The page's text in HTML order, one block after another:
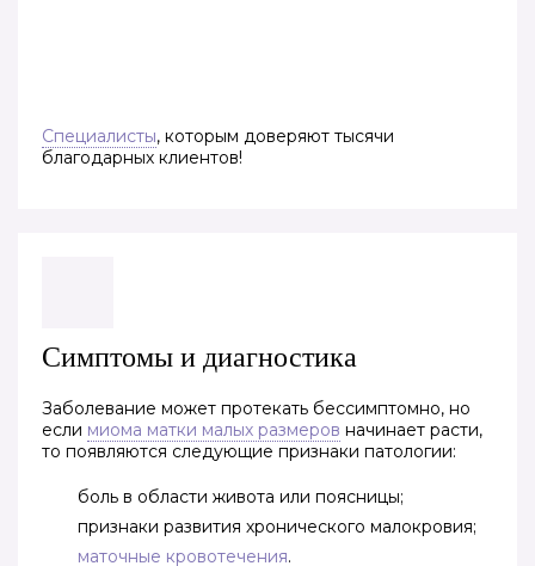
Специалисты, которым доверяют тысячи
благодарных клиентов!
Симптомы и диагностика
Заболевание может протекать бессимптомно, но
если миома матки малых размеров начинает расти,
то появляются следующие признаки патологии:
боль в области живота или поясницы;
признаки развития хронического малокровия;
маточные кровотечения.